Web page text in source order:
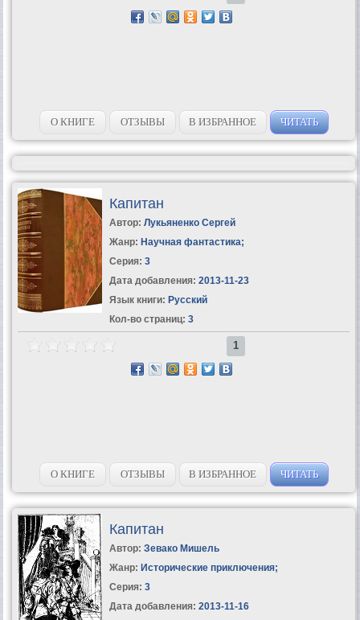
О КНИГЕ ОТЗЫВЫ В ИЗБРАННОЕ ЧИТАТЬ
Капитан
Автор: Лукьяненко Сергей
Жанр: Научная фантастика;
Серия: 3
Дата добавления: 2013-11-23
Язык книги: Русский
Кол-во страниц: 3
1
О КНИГЕ ОТЗЫВЫ В ИЗБРАННОЕ ЧИТАТЬ
Капитан
Автор: Зевако Мишель
Жанр: Исторические приключения;
Серия: 3
Дата добавления: 2013-11-16